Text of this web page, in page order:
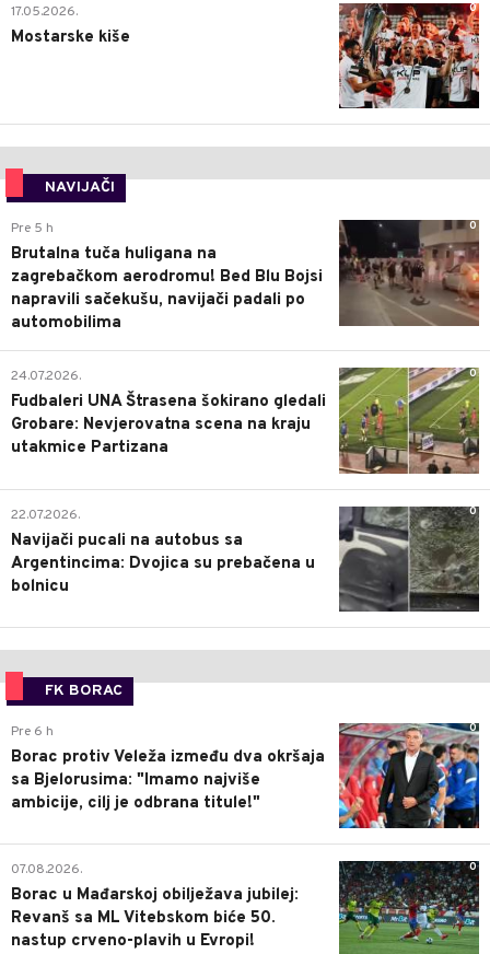
0
17.05.2026.
Mostarske kiše
NAVIJAČI
0
Pre 5 h
Brutalna tuča huligana na
zagrebačkom aerodromu! Bed Blu Bojsi
napravili sačekušu, navijači padali po
automobilima
0
24.07.2026.
Fudbaleri UNA Štrasena šokirano gledali
Grobare: Nevjerovatna scena na kraju
utakmice Partizana
0
22.07.2026.
Navijači pucali na autobus sa
Argentincima: Dvojica su prebačena u
bolnicu
FK BORAC
0
Pre 6 h
Borac protiv Veleža između dva okršaja
sa Bjelorusima: "Imamo najviše
ambicije, cilj je odbrana titule!"
0
07.08.2026.
Borac u Mađarskoj obilježava jubilej:
Revanš sa ML Vitebskom biće 50.
nastup crveno-plavih u Evropi!